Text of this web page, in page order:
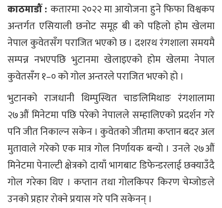
काठमाडौं : कतारमा २०२२ मा आयोजना हुने फिफा विश्वकप
अन्तर्गत एसियाली छनोट समूह बी को पहिलो होम खेलमा
नेपाल कुवेतसँग पराजित भएको छ । दशरथ रंगशाला समयमै
सम्पन्न नभएपछि भुटानमा खेलाइएको होम खेलमा नेपाल
कुवेतसँग १–० को गोल अन्तरले पराजित भएको हो ।
भुटानको राजधानी थिम्पुस्थित चाङलिमिथाङ रंगशालामा
२७औं मिनेटमा पछि परेको नेपालले सम्हालिएको प्रदर्शन गरे
पनि जीत निकाल्न सकेन । कुवेतको जीतमा कप्तान बदर अल
मुतावाले गरेको एक मात्र गोल निर्णायक बन्यो । उनले २७औं
मिनेटमा पेनाल्टी क्षेत्रको दायाँ भागबाट डिफेन्डरलाई छक्याउँदै
गोल गरेका थिए । कप्तान तथा गोलकिपर किरण चेम्जोङले
उनको प्रहार रोक्ने प्रयास गरे पनि सकेनन् ।